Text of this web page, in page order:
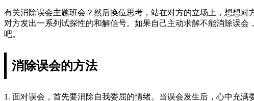
有关消除误会主题班会？然后换位思考，站在对方的立场上，想想
对方发出一系列试探性的和解信号。如果自己主动求解不能消除误
吧。
消除误会的方法
1. 面对误会，首先要消除自我委屈的情绪。当误会发生后，心中充